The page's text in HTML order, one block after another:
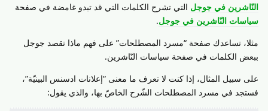
النّاشرين في جوجل التي تشرح الكلمات التي قد تبدو غامضة في صفحة
سياسات النّاشرين في جوجل.
مثلا، تساعدك صفحة “مسرد المصطلحات” على فهم ماذا تقصد جوجل
ببعض الكلمات في صفحة سياسات النّاشرين.
على سبيل المثال، إذا كنت لا تعرف ما معنى “إعلانات ادسنس البينيّة”،
فستجد في مسرد المصطلحات الشّرح الخاصّ بها، والذي يقول: